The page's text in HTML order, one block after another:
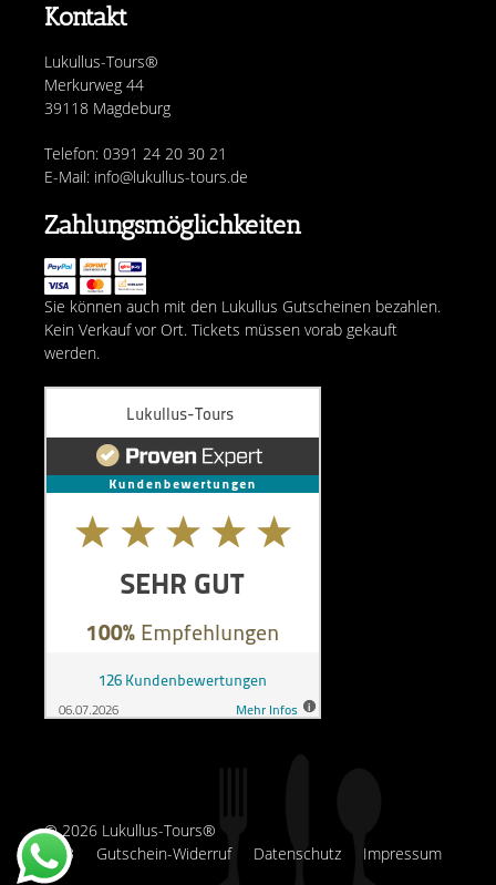
Kontakt
Lukullus-Tours®
Merkurweg 44
39118 Magdeburg
Telefon: 0391 24 20 30 21
E-Mail: info@lukullus-tours.de
Zahlungsmöglichkeiten
Sie können auch mit den Lukullus Gutscheinen bezahlen.
Kein Verkauf vor Ort. Tickets müssen vorab gekauft
werden.
AGB Gutschein-Widerruf Datenschutz Impressum
© 2026 Lukullus-Tours®